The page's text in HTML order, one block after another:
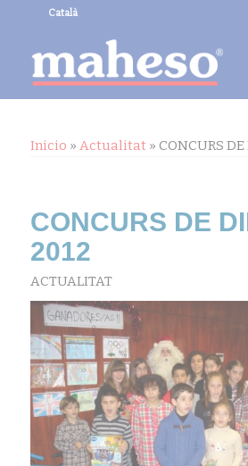
Català
Inicio » Actualitat» CONCURS
CONCURS DE
2012
ACTUALITAT